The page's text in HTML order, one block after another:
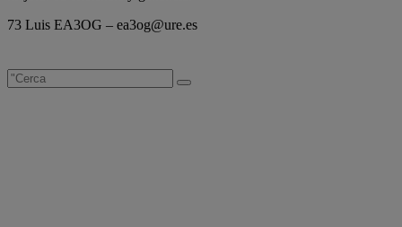
73 Luis EA3OG – ea3og@ure.es